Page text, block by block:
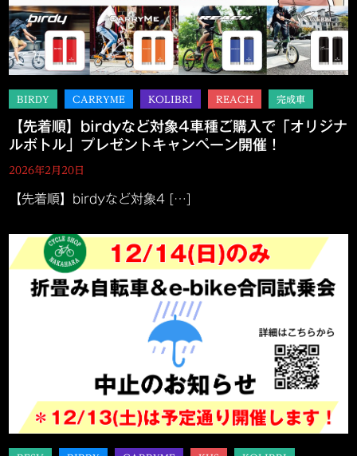
【先着順】birdyなど対象4車種ご購入で「オリジナ
ルボトル」プレゼントキャンペーン開催！
2026年2月20日
【先着順】birdyなど対象4 […]